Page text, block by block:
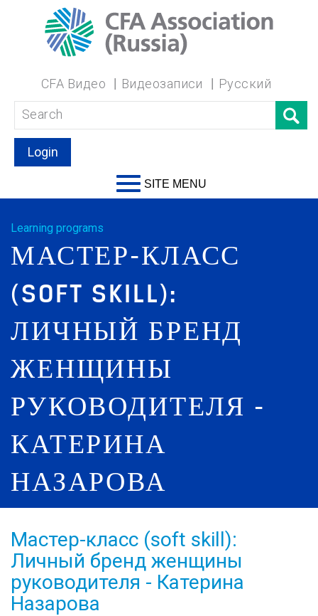
CFA Видео Видеозаписи Русский
Login
SITE MENU
Learning programs
МАСТЕР-КЛАСС
(SOFT SKILL):
ЛИЧНЫЙ БРЕНД
ЖЕНЩИНЫ
РУКОВОДИТЕЛЯ -
КАТЕРИНА
НАЗАРОВА
Мастер-класс (soft skill):
Личный бренд женщины
руководителя - Катерина
Назарова